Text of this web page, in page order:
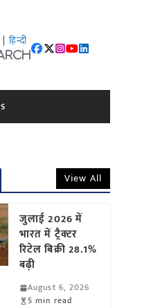
| हिन्दी
View All
जुलाई 2026 में
भारत में ट्रैक्टर
रिटेल बिक्री 28.1%
बढ़ी
August 6, 2026
5 min read